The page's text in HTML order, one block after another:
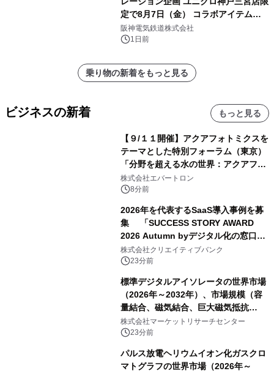
定で8月7日（金） コラボアイテムが
発売決定！
阪神電気鉄道株式会社
1日前
乗り物の新着をもっと見る
ビジネスの新着 もっと見る
【９/１１開催】アクアフォトミクスを
テーマとした特別フォーラム（東京）
「分野を超える水の世界：アクアフォ
トミクスが切り拓く新しい科学の地
平」を開催
株式会社エバートロン
8分前
2026年を代表するSaaS導入事例を募
集 「SUCCESS STORY AWARD
2026 Autumn byデジタル化の窓口」
開催
株式会社クリエイティブバンク
23分前
標準デジタルアイソレータの世界市場
（2026年～2032年）、市場規模（容
量結合、磁気結合、巨大磁気抵抗
（GMR））・分析レポートを発表
株式会社マーケットリサーチセンター
23分前
パルス放電ヘリウムイオン化ガスクロ
マトグラフの世界市場（2026年～